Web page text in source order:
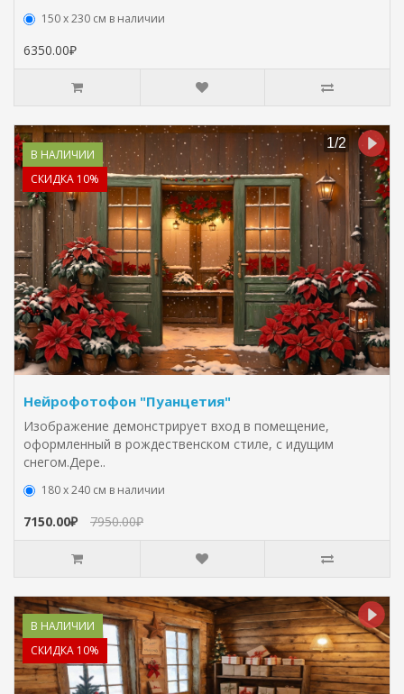
150 х 230 см в наличии
6350.00₽
В НАЛИЧИИ
СКИДКА 10%
Нейрофотофон "Пуанцетия"
Изображение демонстрирует вход в помещение,
оформленный в рождественском стиле, с идущим
снегом.Дере..
180 х 240 см в наличии
7150.00₽ 7950.00₽
В НАЛИЧИИ
СКИДКА 10%